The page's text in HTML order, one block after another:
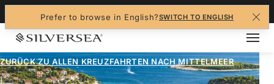
Prefer to browse in English?SWITCH TO ENGLISH
ZURÜCK ZU ALLEN KREUZFAHRTEN NACH MITTELMEER